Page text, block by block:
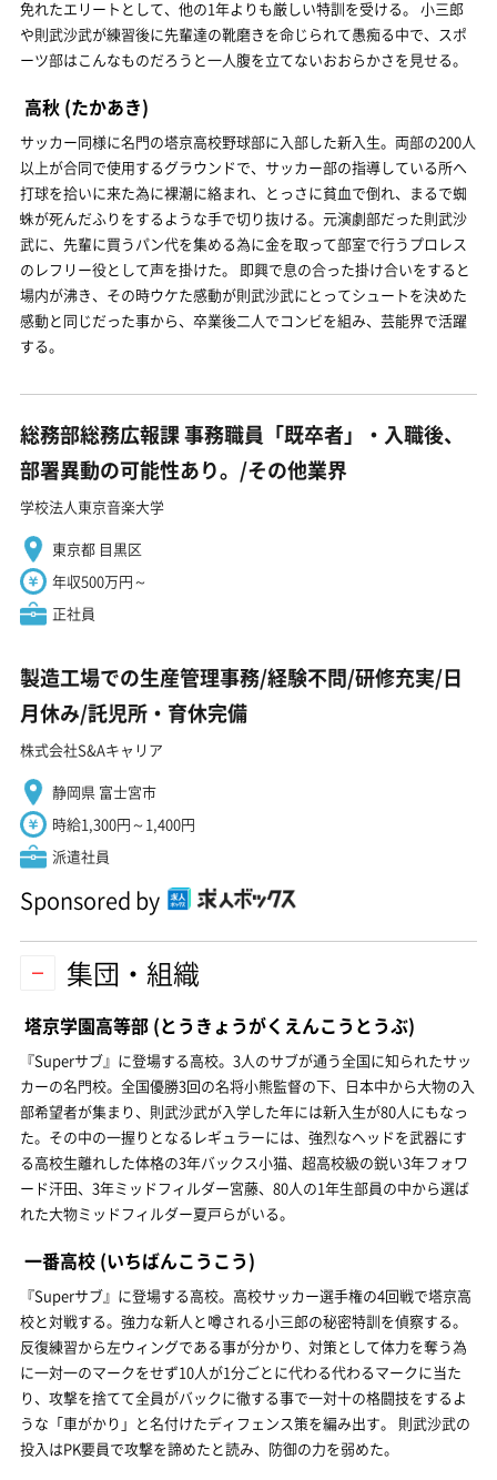
免れたエリートとして、他の1年よりも厳しい特訓を受ける。 小三郎
や則武沙武が練習後に先輩達の靴磨きを命じられて愚痴る中で、スポ
ーツ部はこんなものだろうと一人腹を立てないおおらかさを見せる。
高秋 (たかあき)
サッカー同様に名門の塔京高校野球部に入部した新入生。両部の200人
以上が合同で使用するグラウンドで、サッカー部の指導している所へ
打球を拾いに来た為に裸潮に絡まれ、とっさに貧血で倒れ、まるで蜘
蛛が死んだふりをするような手で切り抜ける。元演劇部だった則武沙
武に、先輩に買うパン代を集める為に金を取って部室で行うプロレス
のレフリー役として声を掛けた。 即興で息の合った掛け合いをすると
場内が沸き、その時ウケた感動が則武沙武にとってシュートを決めた
感動と同じだった事から、卒業後二人でコンビを組み、芸能界で活躍
する。
総務部総務広報課 事務職員「既卒者」・入職後、
部署異動の可能性あり。/その他業界
学校法人東京音楽大学
東京都 目黒区
年収500万円～
正社員
製造工場での生産管理事務/経験不問/研修充実/日
月休み/託児所・育休完備
株式会社S&Aキャリア
静岡県 富士宮市
時給1,300円～1,400円
派遣社員
Sponsored by
集団・組織
塔京学園高等部 (とうきょうがくえんこうとうぶ)
『Superサブ』に登場する高校。3人のサブが通う全国に知られたサッ
カーの名門校。全国優勝3回の名将小熊監督の下、日本中から大物の入
部希望者が集まり、則武沙武が入学した年には新入生が80人にもなっ
た。その中の一握りとなるレギュラーには、強烈なヘッドを武器にす
る高校生離れした体格の3年バックス小猫、超高校級の鋭い3年フォワ
ード汗田、3年ミッドフィルダー宮藤、80人の1年生部員の中から選ば
れた大物ミッドフィルダー夏戸らがいる。
一番高校 (いちばんこうこう)
『Superサブ』に登場する高校。高校サッカー選手権の4回戦で塔京高
校と対戦する。強力な新人と噂される小三郎の秘密特訓を偵察する。
反復練習から左ウィングである事が分かり、対策として体力を奪う為
に一対一のマークをせず10人が1分ごとに代わる代わるマークに当た
り、攻撃を捨てて全員がバックに徹する事で一対十の格闘技をするよ
うな「車がかり」と名付けたディフェンス策を編み出す。 則武沙武の
投入はPK要員で攻撃を諦めたと読み、防御の力を弱めた。